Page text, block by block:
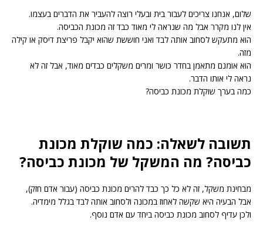
שלום, אנחנו צריכים לעבור בית ובעלי רוצה להעביר את הדברים בעצמו.
אין לנו מקרר אבל מה שנראה לי מאוד כבד זה מכונת הכביסה.
הוא מתעקש לסחוב אותה לבד ואני חוששת שהוא יקבל פריצת דיסק או קילה
מזה.
הוא אומנם מתאמן בחדר כושר ומרים משקלים כבדים מאוד, אבל זה לא
נראה לי אותו הדבר.
כמה בערך שוקלת מכונת כביסה?
תשובה לשאלה: כמה שוקלת מכונת
כביסה? מה המשקל של מכונת כביסה?
מבחינת משקל, זה לא כל כך כבד להרים מכונת כביסה (עבור אדם חזק),
אבל הבעיה היא שקשה לאחוז במכונה ולסחוב אותה לבד בגלל מימדיה.
ולכן עדיף לסחוב מכונת כביסה ביחד עם אדם נוסף.